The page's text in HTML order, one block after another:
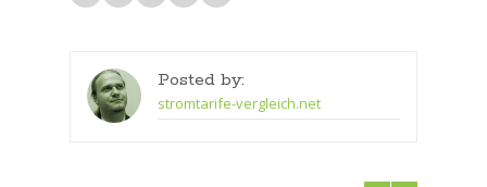
Posted by:
stromtarife-vergleich.net